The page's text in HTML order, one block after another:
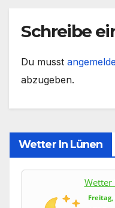
Schreibe
Du musst
abzugeben.
Wetter In Lünen
Wetter
Freitag,